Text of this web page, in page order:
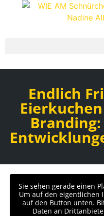
Endlich
Sie sehen gerade einen
Um auf den eigentlichen
auf den Button unten.
Daten an